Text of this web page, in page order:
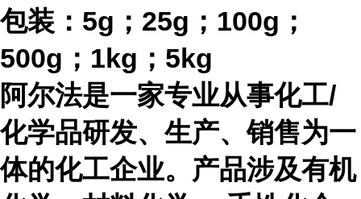
包装： 5g；25g；100g；
500g；1kg；5kg
阿尔法是一家专业从事化工/
化学品研发、生产、销售为一
体的化工企业。产品涉及有机